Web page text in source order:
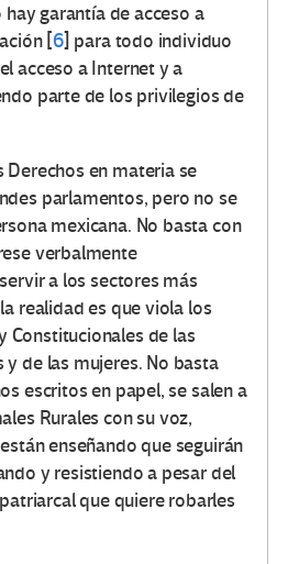
garantía de acceso a
[6] para todo individuo
acceso a Internet y a
parte de los privilegios de
Derechos en materia se
parlamentos, pero no se
mexicana. No basta con
verbalmente
a los sectores más
realidad es que viola los
Constitucionales de las
de las mujeres. No basta
escritos en papel, se salen a
Rurales con su voz,
enseñando que seguirán
y resistiendo a pesar del
que quiere robarles